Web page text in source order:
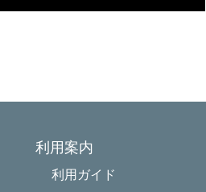
利用案内
利用ガイド